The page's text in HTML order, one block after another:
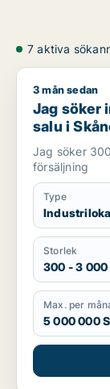
7 aktiva
Jag söker
3 mån sedan
Jag söker
salu i
Jag söker
försäljning
Type
Storlek
300 - 3 000
Max. per
5 000 000